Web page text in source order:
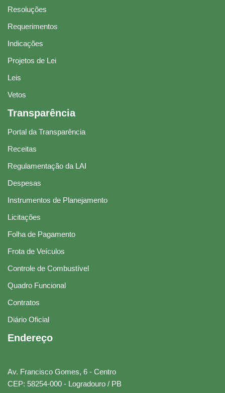
Resoluções
Requerimentos
Indicações
Projetos de Lei
Leis
Vetos
Transparência
Portal da Transparência
Receitas
Regulamentação da LAI
Despesas
Instrumentos de Planejamento
Licitações
Folha de Pagamento
Frota de Veículos
Controle de Combustível
Quadro Funcional
Contratos
Diário Oficial
Endereço
Av. Francisco Gomes, 6 - Centro
CEP: 58254-000 - Logradouro / PB